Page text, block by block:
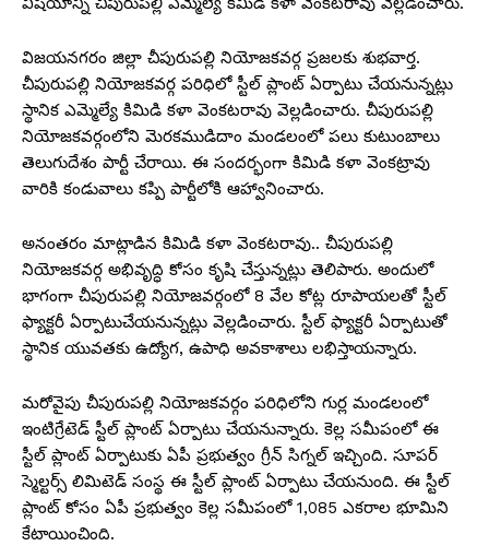
విజయనగరం జిల్లా చీపురుపల్లి నియోజకవర్గ ప్రజలకు శుభవార్త.
చీపురుపల్లి నియోజకవర్గ పరిధిలో స్టీల్ ప్లాంట్ ఏర్పాటు చేయనున్నట్లు
స్థానిక ఎమ్మెల్యే కిమిడి కళా వెంకటరావు వెల్లడించారు. చీపురుపల్లి
నియోజకవర్గంలోని మెరకముడిదాం మండలంలో పలు కుటుంబాలు
తెలుగుదేశం పార్టీ చేరాయి. ఈ సందర్భంగా కిమిడి కళా వెంకట్రావు
వారికి కండువాలు కప్పి పార్టీలోకి ఆహ్వానించారు.
అనంతరం మాట్లాడిన కిమిడి కళా వెంకటరావు.. చీపురుపల్లి
నియోజకవర్గ అభివృద్ధి కోసం కృషి చేస్తున్నట్లు తెలిపారు. అందులో
భాగంగా చీపురుపల్లి నియోజవర్గంలో 8 వేల కోట్ల రూపాయలతో స్టీల్
ఫ్యాక్టరీ ఏర్పాటుచేయనున్నట్లు వెల్లడించారు. స్టీల్ ఫ్యాక్టరీ ఏర్పాటుతో
స్థానిక యువతకు ఉద్యోగ, ఉపాధి అవకాశాలు లభిస్తాయన్నారు.
మరోవైపు చీపురుపల్లి నియోజకవర్గం పరిధిలోని గుర్ల మండలంలో
ఇంటిగ్రేటెడ్ స్టీల్ ప్లాంట్ ఏర్పాటు చేయనున్నారు. కెల్ల సమీపంలో ఈ
స్టీల్ ప్లాంట్ ఏర్పాటుకు ఏపీ ప్రభుత్వం గ్రీన్ సిగ్నల్ ఇచ్చింది. సూపర్
స్మెల్టర్స్ లిమిటెడ్ సంస్థ ఈ స్టీల్ ప్లాంట్ ఏర్పాటు చేయనుంది. ఈ స్టీల్
ప్లాంట్ కోసం ఏపీ ప్రభుత్వం కెల్ల సమీపంలో 1,085 ఎకరాల భూమిని
కేటాయించింది.